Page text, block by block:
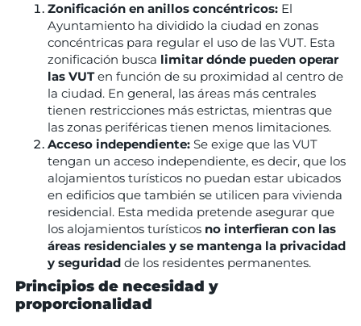
Zonificación en anillos concéntricos:El
Ayuntamiento ha dividido la ciudad en zonas
concéntricas para regular el uso de las VUT. Esta
zonificación busca limitar dónde pueden operar
las VUTen función de su proximidad al centro de
la ciudad. En general, las áreas más centrales
tienen restricciones más estrictas, mientras que
las zonas periféricas tienen menos limitaciones.
Acceso independiente: Se exige que las VUT
tengan un acceso independiente, es decir, que los
alojamientos turísticos no puedan estar ubicados
en edificios que también se utilicen para vivienda
residencial. Esta medida pretende asegurar que
los alojamientos turísticos no interfieran con las
áreas residenciales y se mantenga la privacidad
y seguridadde los residentes permanentes.
Principios de necesidad y
proporcionalidad